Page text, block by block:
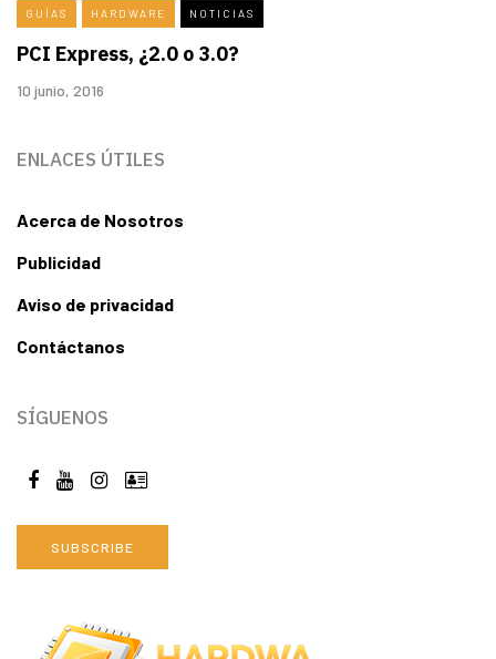
GUÍAS HARDWARE NOTICIAS
PCI Express, ¿2.0 o 3.0?
10 junio, 2016
ENLACES ÚTILES
Acerca de Nosotros
Publicidad
Aviso de privacidad
Contáctanos
SÍGUENOS
SUBSCRIBE